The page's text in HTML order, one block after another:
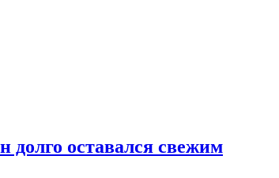
долго оставался свежим